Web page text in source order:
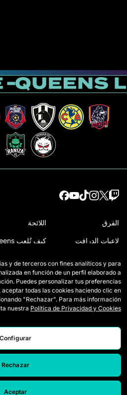
الفرق
لاعبات الدرافت
المباريات
الترتيب
الإحصائيات
اللائحة
كيف تُلعب Queens
اتصل بنا
اعمل معنا
y de terceros con fines analíticos y para
en función de un perfil elaborado a
Puedes personalizar tus preferencias
todas las cookies haciendo clic en
"Rechazar". Para más información
nuestra Política de Privacidad y Cookies
Configurar
Rechazar
Aceptar